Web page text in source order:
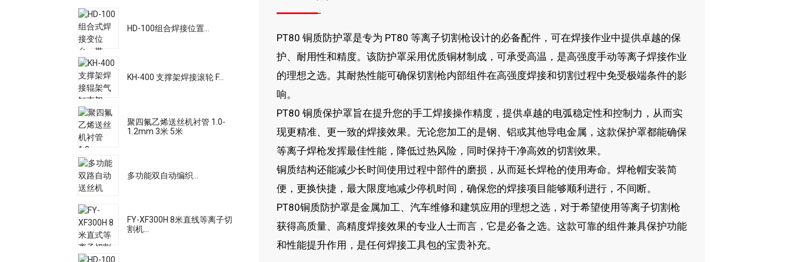
HD-100组合焊接位置...
KH-400 支撑架焊接滚轮 F...
聚四氟乙烯送丝机衬管 1.0-
1.2mm 3米 5米
多功能双自动编织...
FY-XF300H 8米直线等离子切
割机...
PT80 铜质防护罩是专为 PT80 等离子切割枪设计的必备配件，可在焊接作业中提供卓越的保
护、耐用性和精度。该防护罩采用优质铜材制成，可承受高温，是高强度手动等离子焊接作业
的理想之选。其耐热性能可确保切割枪内部组件在高强度焊接和切割过程中免受极端条件的影
响。
PT80 铜质保护罩旨在提升您的手工焊接操作精度，提供卓越的电弧稳定性和控制力，从而实
现更精准、更一致的焊接效果。无论您加工的是钢、铝或其他导电金属，这款保护罩都能确保
等离子焊枪发挥最佳性能，降低过热风险，同时保持干净高效的切割效果。
铜质结构还能减少长时间使用过程中部件的磨损，从而延长焊枪的使用寿命。焊枪帽安装简
便，更换快捷，最大限度地减少停机时间，确保您的焊接项目能够顺利进行，不间断。
PT80铜质防护罩是金属加工、汽车维修和建筑应用的理想之选，对于希望使用等离子切割枪
获得高质量、高精度焊接效果的专业人士而言，它是必备之选。这款可靠的组件兼具保护功能
和性能提升作用，是任何焊接工具包的宝贵补充。